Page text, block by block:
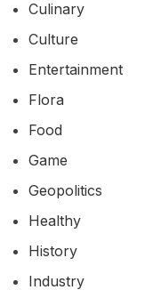
Culinary
Culture
Entertainment
Flora
Food
Game
Geopolitics
Healthy
History
Industry